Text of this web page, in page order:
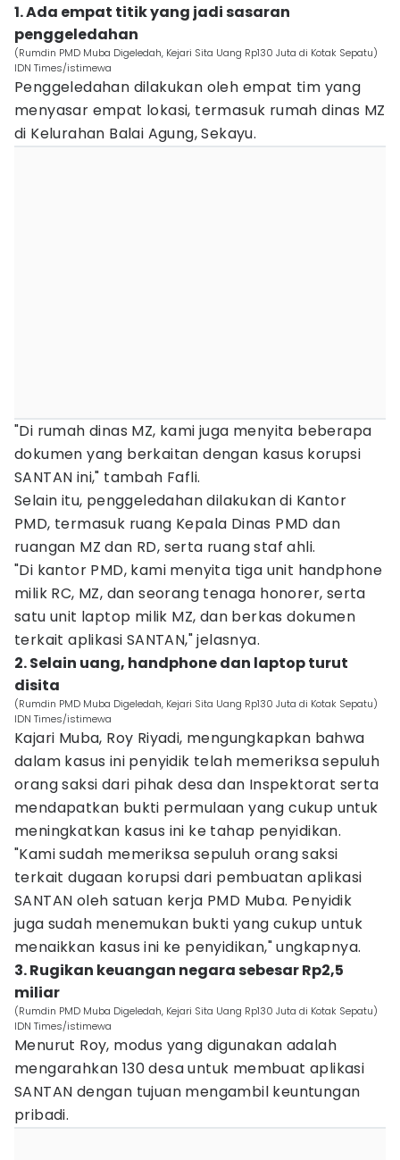
1. Ada empat titik yang jadi sasaran
penggeledahan
(Rumdin PMD Muba Digeledah, Kejari Sita Uang Rp130 Juta di Kotak Sepatu)
IDN Times/istimewa
Penggeledahan dilakukan oleh empat tim yang
menyasar empat lokasi, termasuk rumah dinas MZ
di Kelurahan Balai Agung, Sekayu.
"Di rumah dinas MZ, kami juga menyita beberapa
dokumen yang berkaitan dengan kasus korupsi
SANTAN ini," tambah Fafli.
Selain itu, penggeledahan dilakukan di Kantor
PMD, termasuk ruang Kepala Dinas PMD dan
ruangan MZ dan RD, serta ruang staf ahli.
"Di kantor PMD, kami menyita tiga unit handphone
milik RC, MZ, dan seorang tenaga honorer, serta
satu unit laptop milik MZ, dan berkas dokumen
terkait aplikasi SANTAN," jelasnya.
2. Selain uang, handphone dan laptop turut
disita
(Rumdin PMD Muba Digeledah, Kejari Sita Uang Rp130 Juta di Kotak Sepatu)
IDN Times/istimewa
Kajari Muba, Roy Riyadi, mengungkapkan bahwa
dalam kasus ini penyidik telah memeriksa sepuluh
orang saksi dari pihak desa dan Inspektorat serta
mendapatkan bukti permulaan yang cukup untuk
meningkatkan kasus ini ke tahap penyidikan.
"Kami sudah memeriksa sepuluh orang saksi
terkait dugaan korupsi dari pembuatan aplikasi
SANTAN oleh satuan kerja PMD Muba. Penyidik
juga sudah menemukan bukti yang cukup untuk
menaikkan kasus ini ke penyidikan," ungkapnya.
3. Rugikan keuangan negara sebesar Rp2,5
miliar
(Rumdin PMD Muba Digeledah, Kejari Sita Uang Rp130 Juta di Kotak Sepatu)
IDN Times/istimewa
Menurut Roy, modus yang digunakan adalah
mengarahkan 130 desa untuk membuat aplikasi
SANTAN dengan tujuan mengambil keuntungan
pribadi.